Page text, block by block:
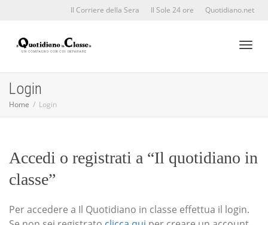
Il Corriere della Sera Il Sole 24 ore Quotidiano.net
Login
Home Login
Accedi o registrati a “Il quotidiano in
classe”
Per accedere a Il Quotidiano in classe effettua il login.